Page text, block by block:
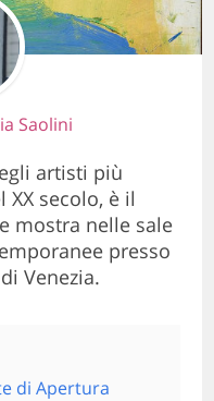
Saolini
artisti più
secolo, è il
mostra nelle sale
presso
Venezia.
di Apertura